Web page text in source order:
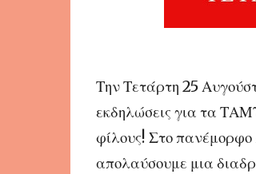
Την Τετάρτη 25
εκδηλώσεις για τα
φίλους! Στο πανέμορφο
απολαύσουμε μια